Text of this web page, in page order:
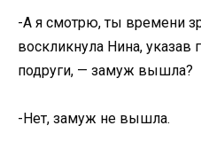
-А я смотрю, ты времени
воскликнула Нина, указав
подруги, — замуж вышла?
-Нет, замуж не вышла.